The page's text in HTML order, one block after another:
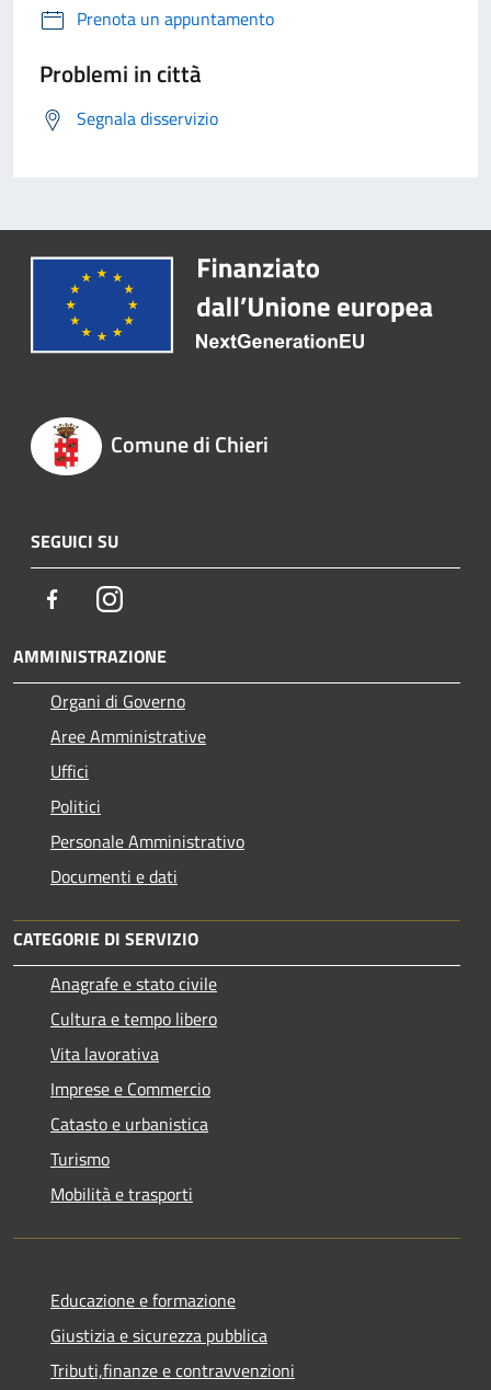
Prenota un appuntamento
Problemi in città
Segnala disservizio
Comune di Chieri
SEGUICI SU
FacebookInstagram
AMMINISTRAZIONE
Organi di Governo
Aree Amministrative
Uffici
Politici
Personale Amministrativo
Documenti e dati
CATEGORIE DI SERVIZIO
Anagrafe e stato civile
Cultura e tempo libero
Vita lavorativa
Imprese e Commercio
Catasto e urbanistica
Turismo
Mobilità e trasporti
Educazione e formazione
Giustizia e sicurezza pubblica
Tributi,finanze e contravvenzioni